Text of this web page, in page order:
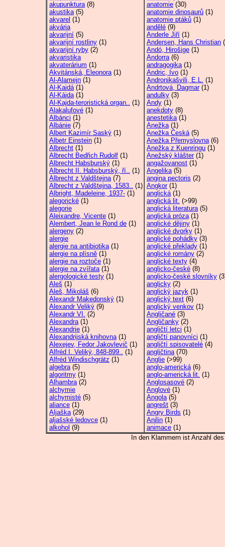
akupunktura(8)
akustika(5)
akvarel (1)
akvária
akvarijní (5)
akvarijní rostliny (1)
akvarijní ryby (2)
akvaristika
akvaterárium (1)
Akvitánská, Eleonora(1)
Al-Alamejn (1)
Al-Kaidá(1)
Al-Káida(1)
Al-Kajda-teroristická organ.. (1)
Alakalufové (1)
Albánci (1)
Albánie (7)
Albert Kazimír Saský (1)
Albetr Einstein (1)
Albrecht (1)
Albrecht Bedřich Rudolf (1)
Albrecht Habsburský (1)
Albrecht II. Habsburský, ří.. (1)
Albrecht z Valdštejna(7)
Albrecht z Valdštejna, 1583.. (1)
Albright, Madeleine, 1937- (1)
alegorické (1)
alegorie
Aleixandre, Vicente (1)
Alembert, Jean le Rond de (1)
alergeny (2)
alergie
alergie na antibiotika(1)
alergie na plísně (1)
alergie na roztoče (1)
alergie na zvířata(1)
alergologické testy (1)
Aleš (1)
Aleš, Mikoláš (6)
Alexandr Makedonský (1)
Alexandr Veliký (9)
Alexandr VI. (2)
Alexandra(1)
Alexandrie (1)
Alexandrijská knihovna(1)
Alexejev, Fedor Jakovlevič (1)
Alfréd I. Veliký, 848-899.. (1)
Alfréd Windischgrätz (1)
algebra(5)
algoritmy (1)
Alhambra(2)
alchymie
alchymisté (5)
aliance (1)
Aljaška(29)
aljašské ledovce (1)
alkohol (9)
anatomie (30)
anatomie dinosaurů (1)
anatomie ptáků (1)
andělé (9)
Anderle Jiří (1)
Andersen, Hans Christian
Andó, Hirošige (1)
Andorra(6)
andragogika(1)
Andric, Ivo (1)
Andronikašvili, E.L. (1)
Andrtová, Dagmar(1)
andulky (3)
Andy (1)
anekdoty (8)
anestetika(1)
Anežka(1)
Anežka Česká(5)
Anežka Přemyslovna(6)
Anežka z Kuenringu (1)
Anežský klášter(1)
angažovanost (1)
Angelika(5)
angina pectoris (2)
Angkor(1)
anglická(1)
anglická lit. (>99)
anglická literatura(5)
anglická próza(1)
anglické dějiny (1)
anglické dvorky (1)
anglické pohádky (3)
anglické překlady (1)
anglické romány (2)
anglické texty (4)
anglicko-české (8)
anglicko-české slovníky
anglicky (2)
anglický jazyk (1)
anglický text (6)
anglický venkov (1)
Angličané (3)
Angličanky (2)
angličtí letci (1)
angličtí panovníci (1)
angličtí spisovatelé (4)
angličtina(70)
Anglie (>99)
anglo-americká(6)
anglo-americká lit. (1)
Anglosasové (2)
Anglové (1)
Angola(5)
angrešt (3)
Angry Birds (1)
Anilin (1)
animace (1)
In den Klammern ist Anzahl